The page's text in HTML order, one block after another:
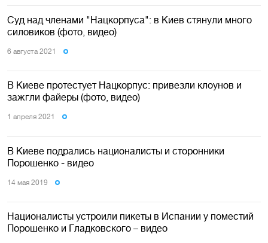
Суд над членами "Нацкорпуса": в Киев стянули много
силовиков (фото, видео)
6 августа 2021
В Киеве протестует Нацкорпус: привезли клоунов и
зажгли файеры (фото, видео)
1 апреля 2021
В Киеве подрались националисты и сторонники
Порошенко - видео
14 мая 2019
Националисты устроили пикеты в Испании у поместий
Порошенко и Гладковского – видео